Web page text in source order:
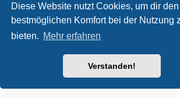
Diese Website nutzt Cookies, um dir den
bestmöglichen Komfort bei der Nutzung
bieten. Mehr erfahren
Verstanden!